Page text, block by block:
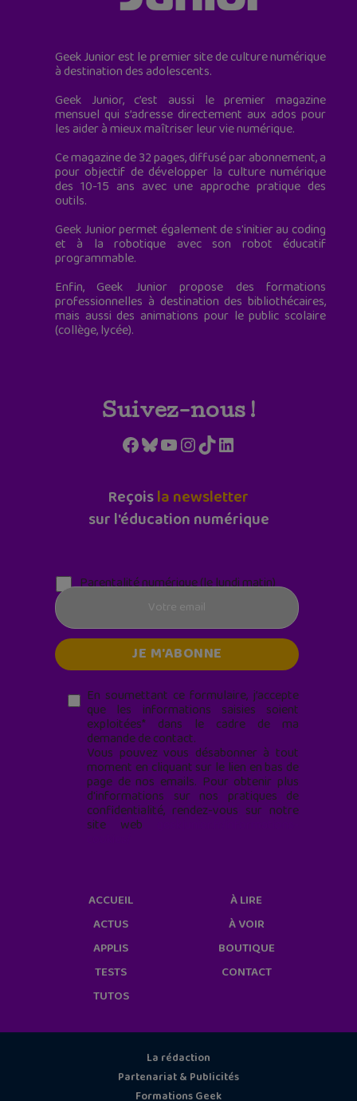
Geek Junior est le premier site de culture numérique
à destination des adolescents.
Geek Junior, c’est aussi le premier magazine
mensuel qui s’adresse directement aux ados pour
les aider à mieux maîtriser leur vie numérique.
Ce magazine de 32 pages, diffusé par abonnement, a
pour objectif de développer la culture numérique
des 10-15 ans avec une approche pratique des
outils.
Geek Junior permet également de s'initier au coding
et à la robotique avec son robot éducatif
programmable.
Enfin, Geek Junior propose des formations
professionnelles à destination des bibliothécaires,
mais aussi des animations pour le public scolaire
(collège, lycée).
Suivez-nous !
Facebook
Bluesky
YouTube
Instagram
TikTokLinkedIn
Reçoisla newsletter
sur l'éducation numérique
Parentalité numérique (le lundi matin)
En soumettant ce formulaire, j’accepte
que les informations saisies soient
exploitées* dans le cadre de ma
demande de contact.
Vous pouvez vous désabonner à tout
moment en cliquant sur le lien en bas de
page de nos emails. Pour obtenir plus
d'informations sur nos pratiques de
confidentialité, rendez-vous sur notre
site web
ACCUEIL
ACTUS
APPLIS
TESTS
TUTOS
À LIRE
À VOIR
BOUTIQUE
CONTACT
La rédaction
Partenariat & Publicités
Formations Geek